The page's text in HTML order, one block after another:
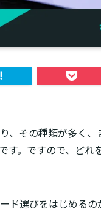
、その種類が多く
す。ですので、ど
ド選びをはじめるの